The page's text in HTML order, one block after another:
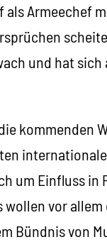
Armeechef
und hat sich
kommenden
um Einfluss in
vor
Bündnis von